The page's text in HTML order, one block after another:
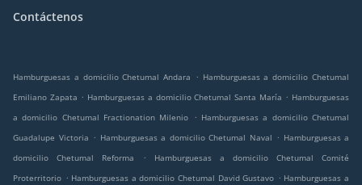
Contáctenos
Hamburguesas a domicilio Chetumal Andara . Hamburguesas a domicilio Chetumal
Emiliano Zapata . Hamburguesas a domicilio Chetumal Santa María . Hamburguesas
a domicilio Chetumal Fractionation Milenio
. Hamburguesas a domicilio Chetumal
Guadalupe Victoria . Hamburguesas a domicilio Chetumal Naval . Hamburguesas a
domicilio Chetumal Reforma
.
Hamburguesas a domicilio Chetumal Comité
Proterritorio . Hamburguesas a domicilio Chetumal David Gustavo . Hamburguesas a